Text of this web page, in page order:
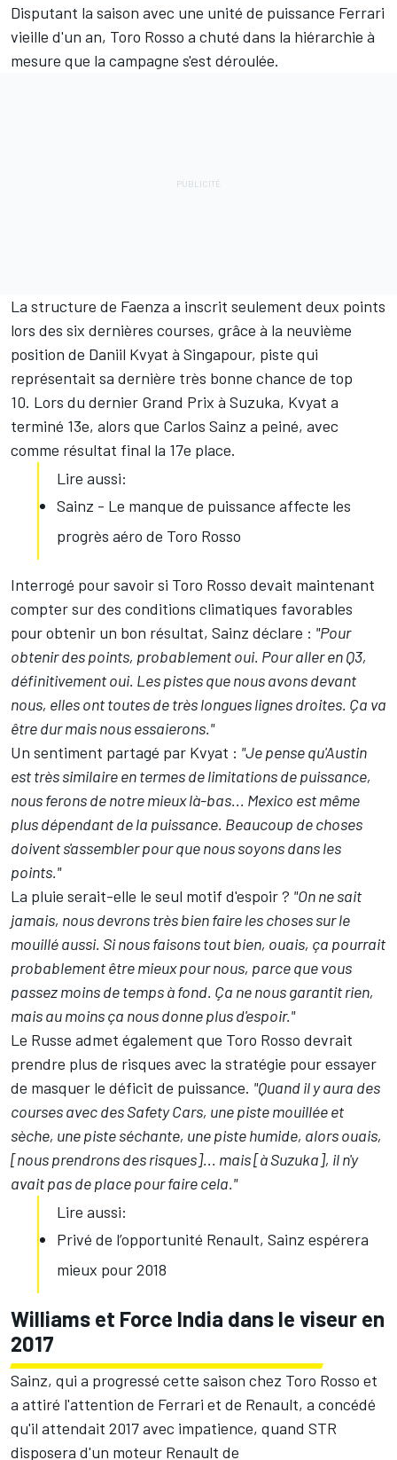
Disputant la saison avec une unité de puissance Ferrari
vieille d'un an, Toro Rosso a chuté dans la hiérarchie à
mesure que la campagne s'est déroulée.
La structure de Faenza a inscrit seulement deux points
lors des six dernières courses, grâce à la neuvième
position de Daniil Kvyat à Singapour, piste qui
représentait sa dernière très bonne chance de top
10. Lors du dernier Grand Prix à Suzuka, Kvyat a
terminé 13e, alors que Carlos Sainz a peiné, avec
comme résultat final la 17e place.
Lire aussi:
Sainz - Le manque de puissance affecte les
progrès aéro de Toro Rosso
Interrogé pour savoir si Toro Rosso devait maintenant
compter sur des conditions climatiques favorables
pour obtenir un bon résultat, Sainz déclare : "Pour
obtenir des points, probablement oui. Pour aller en Q3,
définitivement oui. Les pistes que nous avons devant
nous, elles ont toutes de très longues lignes droites. Ça va
être dur mais nous essaierons."
Un sentiment partagé par Kvyat : "Je pense qu'Austin
est très similaire en termes de limitations de puissance,
nous ferons de notre mieux là-bas... Mexico est même
plus dépendant de la puissance. Beaucoup de choses
doivent s'assembler pour que nous soyons dans les
points."
La pluie serait-elle le seul motif d'espoir ? "On ne sait
jamais, nous devrons très bien faire les choses sur le
mouillé aussi. Si nous faisons tout bien, ouais, ça pourrait
probablement être mieux pour nous, parce que vous
passez moins de temps à fond. Ça ne nous garantit rien,
mais au moins ça nous donne plus d'espoir."
Le Russe admet également que Toro Rosso devrait
prendre plus de risques avec la stratégie pour essayer
de masquer le déficit de puissance. "Quand il y aura des
courses avec des Safety Cars, une piste mouillée et
sèche, une piste séchante, une piste humide, alors ouais,
[nous prendrons des risques]... mais [à Suzuka], il n'y
avait pas de place pour faire cela."
Lire aussi:
Privé de l’opportunité Renault, Sainz espérera
mieux pour 2018
Williams et Force India dans le viseur en
2017
Sainz, qui a progressé cette saison chez Toro Rosso et
a attiré l'attention de Ferrari et de Renault, a concédé
qu'il attendait 2017 avec impatience, quand STR
disposera d'un moteur Renault de